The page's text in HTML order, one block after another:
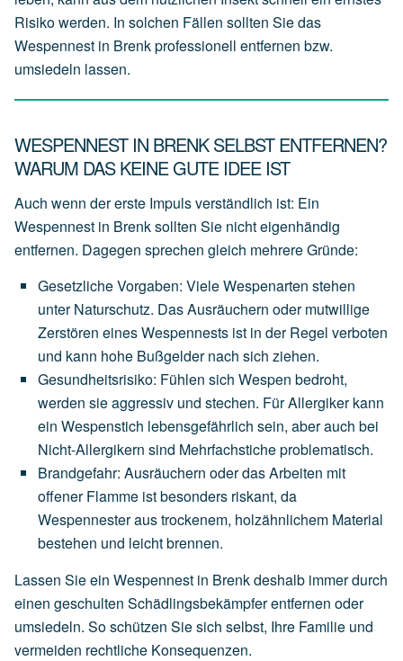
Risiko werden. In solchen Fällen sollten Sie das
Wespennest in Brenk professionell entfernen bzw.
umsiedeln lassen.
WESPENNEST IN BRENK SELBST ENTFERNEN?
WARUM DAS KEINE GUTE IDEE IST
Auch wenn der erste Impuls verständlich ist: Ein
Wespennest in Brenk sollten Sie nicht eigenhändig
entfernen. Dagegen sprechen gleich mehrere Gründe:
Gesetzliche Vorgaben: VieleWespenarten stehen
unter Naturschutz. DasAusräuchern oder mutwillige
Zerstören einesWespennests ist in der Regel verboten
und kann hohe Bußgelder nach sich ziehen.
Gesundheitsrisiko: Fühlen sich Wespen bedroht,
werden sieaggressiv und stechen. FürAllergiker kann
ein Wespenstich lebensgefährlich sein, aberauch bei
Nicht-Allergikern sind Mehrfachsticheproblematisch.
Brandgefahr: Ausräuchern oderdasArbeiten mit
offener Flamme istbesonders riskant, da
Wespennesteraustrockenem, holzähnlichem Material
bestehen und leichtbrennen.
Lassen Sie ein Wespennest in Brenk deshalb immer durch
einen geschulten Schädlingsbekämpfer entfernen oder
umsiedeln. So schützen Sie sich selbst, Ihre Familie und
vermeiden rechtliche Konsequenzen.